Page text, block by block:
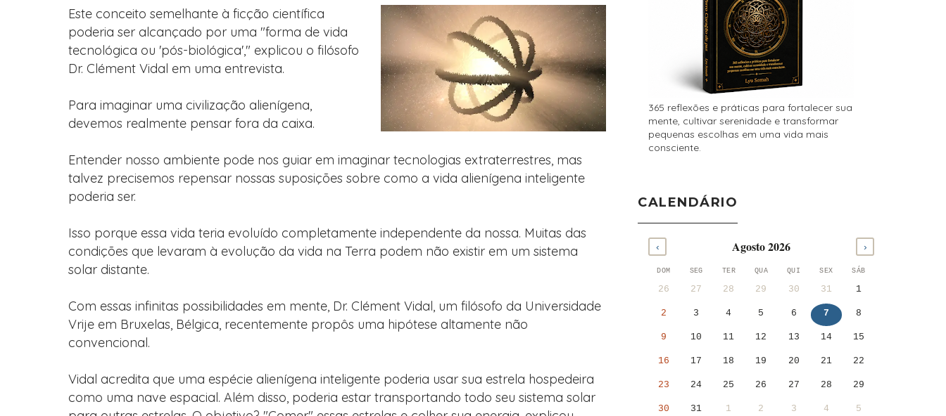
Este conceito semelhante à ficção científica
poderia ser alcançado por uma "forma de vida
tecnológica ou 'pós-biológica'," explicou o filósofo
Dr. Clément Vidal em uma entrevista.
Para imaginar uma civilização alienígena,
devemos realmente pensar fora da caixa.
Entender nosso ambiente pode nos guiar em imaginar tecnologias extraterrestres, mas
talvez precisemos repensar nossas suposições sobre como a vida alienígena inteligente
poderia ser.
Isso porque essa vida teria evoluído completamente independente da nossa. Muitas das
condições que levaram à evolução da vida na Terra podem não existir em um sistema
solar distante.
Com essas infinitas possibilidades em mente, Dr. Clément Vidal, um filósofo da Universidade
Vrije em Bruxelas, Bélgica, recentemente propôs uma hipótese altamente não
convencional.
Vidal acredita que uma espécie alienígena inteligente poderia usar sua estrela hospedeira
como uma nave espacial. Além disso, poderia estar transportando todo seu sistema solar
365 reflexões e práticas para fortalecer sua
mente, cultivar serenidade e transformar
pequenas escolhas em uma vida mais
consciente.
CALENDÁRIO
‹ Agosto 2026 ›
DOM SEG TER QUA QUI SEX SÁB
26 27 28 29 30 31 1
2 3 4 5 6 7 8
9 10 11 12 13 14 15
16 17 18 19 20 21 22
23 24 25 26 27 28 29
30 31 1 2 3 4 5